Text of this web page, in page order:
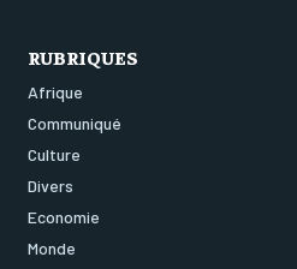
RUBRIQUES
Afrique
Communiqué
Culture
Divers
Economie
Monde